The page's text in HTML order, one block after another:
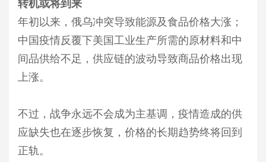
转机或将到来
年初以来，俄乌冲突导致能源及食品价格大涨；
中国疫情反覆下美国工业生产所需的原材料和中
间品供给不足，供应链的波动导致商品价格出现
上涨。
不过，战争永远不会成为主基调，疫情造成的供
应缺失也在逐步恢复，价格的长期趋势终将回到
正轨。